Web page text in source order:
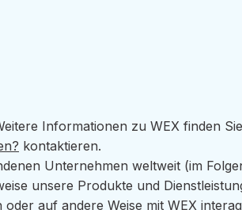
Informationen zu WEX finden
kontaktieren.
Unternehmen weltweit (im
unsere Produkte und
auf andere Weise mit WEX